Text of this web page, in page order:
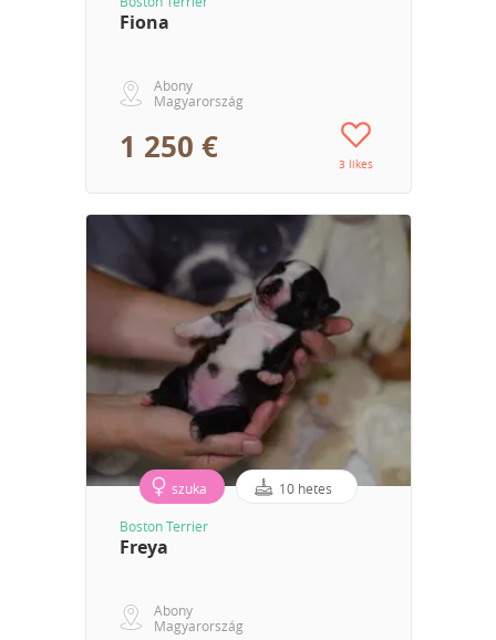
Fiona
Abony
Magyarország
1 250 € 3 likes
szuka 10 hetes
Boston Terrier
Freya
Abony
Magyarország